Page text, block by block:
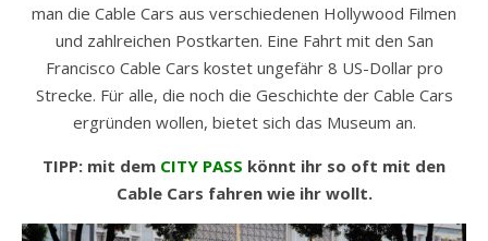
man die Cable Cars aus verschiedenen Hollywood Filmen
und zahlreichen Postkarten. Eine Fahrt mit den San
Francisco Cable Cars kostet ungefähr 8 US-Dollar pro
Strecke. Für alle, die noch die Geschichte der Cable Cars
ergründen wollen, bietet sich das Museum an.
TIPP: mit dem CITY PASS könnt ihr so oft mit den
Cable Cars fahren wie ihr wollt.